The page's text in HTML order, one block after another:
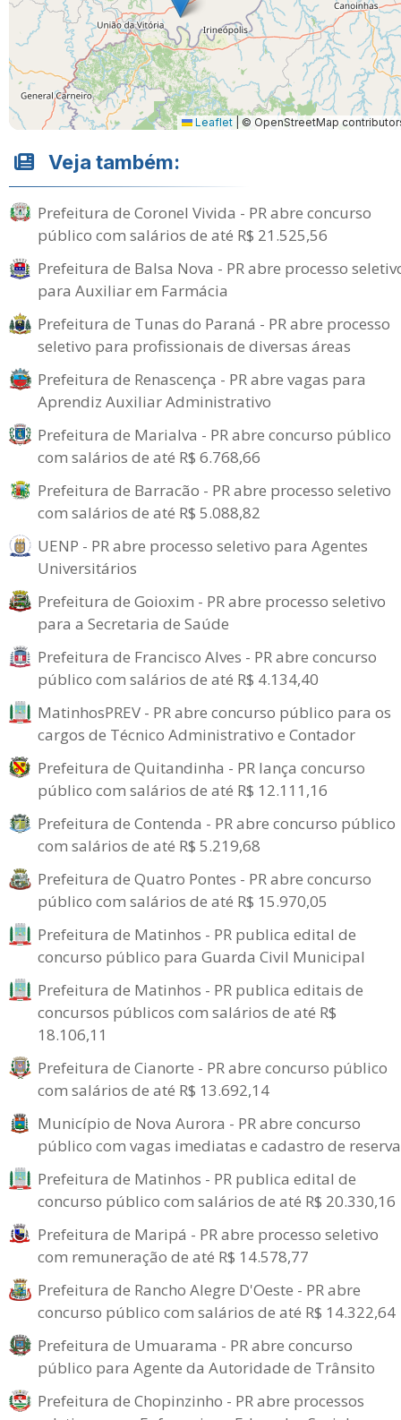
Leaflet © OpenStreetMap
Veja também:
Prefeitura de Coronel Vivida - PR abre concurso
público com salários de até R$ 21.525,56
Prefeitura de Balsa Nova - PR abre processo
para Auxiliar em Farmácia
Prefeitura de Tunas do Paraná - PR abre processo
seletivo para profissionais de diversas áreas
Prefeitura de Renascença - PR abre vagas para
Aprendiz Auxiliar Administrativo
Prefeitura de Marialva - PR abre concurso público
com salários de até R$ 6.768,66
Prefeitura de Barracão - PR abre processo seletivo
com salários de até R$ 5.088,82
UENP - PR abre processo seletivo para Agentes
Universitários
Prefeitura de Goioxim - PR abre processo seletivo
para a Secretaria de Saúde
Prefeitura de Francisco Alves - PR abre concurso
público com salários de até R$ 4.134,40
MatinhosPREV - PR abre concurso público para os
cargos de Técnico Administrativo e Contador
Prefeitura de Quitandinha - PR lança concurso
público com salários de até R$ 12.111,16
Prefeitura de Contenda - PR abre concurso público
com salários de até R$ 5.219,68
Prefeitura de Quatro Pontes - PR abre concurso
público com salários de até R$ 15.970,05
Prefeitura de Matinhos - PR publica edital de
concurso público para Guarda Civil Municipal
Prefeitura de Matinhos - PR publica editais de
concursos públicos com salários de até R$
18.106,11
Prefeitura de Cianorte - PR abre concurso público
com salários de até R$ 13.692,14
Município de Nova Aurora - PR abre concurso
público com vagas imediatas e cadastro de reserva
Prefeitura de Matinhos - PR publica edital de
concurso público com salários de até R$ 20.330,16
Prefeitura de Maripá - PR abre processo seletivo
com remuneração de até R$ 14.578,77
Prefeitura de Rancho Alegre D'Oeste - PR abre
concurso público com salários de até R$ 14.322,64
Prefeitura de Umuarama - PR abre concurso
público para Agente da Autoridade de Trânsito
Prefeitura de Chopinzinho - PR abre processos